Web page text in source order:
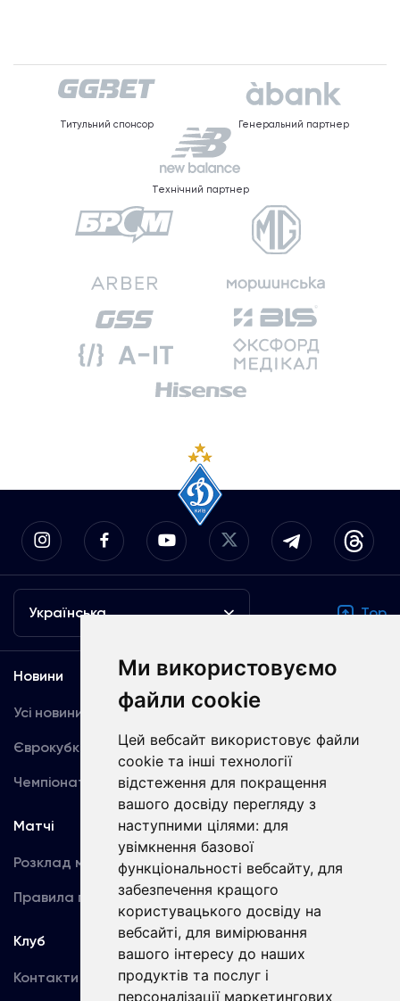
Ми використовуємо
файли cookie
Цей вебсайт використовує файли
cookie та інші технології
відстеження для покращення
вашого досвіду перегляду з
наступними цілями: для
увімкнення базової
функціональності вебсайту, для
забезпечення кращого
користувацького досвіду на
вебсайті, для вимірювання
вашого інтересу до наших
продуктів та послуг і
персоналізації маркетингових
Титульний спонсор Генеральний партнер
Технічний партнер
Українська Top
Новини
Усі новини
Єврокубки
Чемпіонат України
Медіа
Динамо TV
Фотогалерея
Акредитація
Матчі
Розклад матчів
Правила поведінки
Команда
Перша команда
U19
Клуб
Контакти